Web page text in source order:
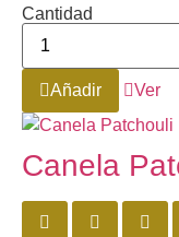
Cantidad
Añadir Ver
Canela